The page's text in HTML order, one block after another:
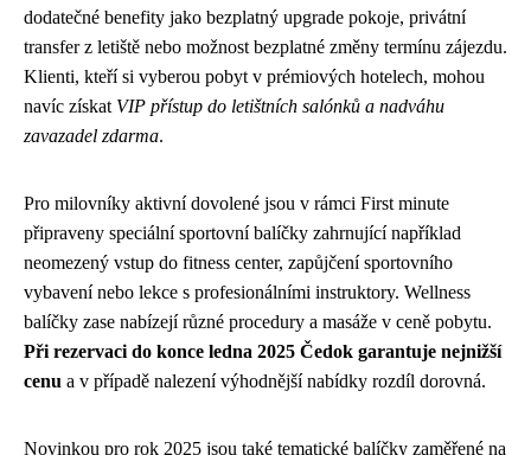
dodatečné benefity jako bezplatný upgrade pokoje, privátní
transfer z letiště nebo možnost bezplatné změny termínu zájezdu.
Klienti, kteří si vyberou pobyt v prémiových hotelech, mohou
navíc získat VIP přístup do letištních salónků a nadváhu
zavazadel zdarma.
Pro milovníky aktivní dovolené jsou v rámci First minute
připraveny speciální sportovní balíčky zahrnující například
neomezený vstup do fitness center, zapůjčení sportovního
vybavení nebo lekce s profesionálními instruktory. Wellness
balíčky zase nabízejí různé procedury a masáže v ceně pobytu.
Při rezervaci do konce ledna 2025 Čedok garantuje nejnižší
cenu a v případě nalezení výhodnější nabídky rozdíl dorovná.
Novinkou pro rok 2025 jsou také tematické balíčky zaměřené na